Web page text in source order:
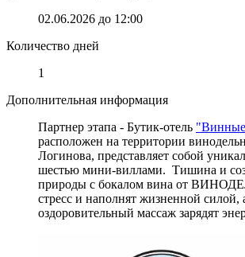
02.06.2026 до 12:00
Количество дней
1
Дополнительная информация
Партнер этапа - Бутик-отель
расположен на территории
Логинова, представляет собой
шестью мини-виллами. Тишина и
природы с бокалом вина от
стресс и наполнят жизненной силой,
оздоровительный массаж зарядят